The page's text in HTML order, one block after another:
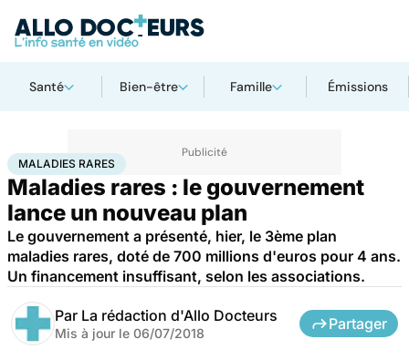
Santé Bien-être Famille Émissions
AccueilSantéMaladies Maladies raresMaladies rares
MALADIES RARES
Maladies rares : le gouvernement
lance un nouveau plan
Le gouvernement a présenté, hier, le 3ème plan
maladies rares, doté de 700 millions d'euros pour 4 ans.
Un financement insuffisant, selon les associations.
Par La rédaction d'Allo Docteurs
Mis à jour le 06/07/2018
Partager